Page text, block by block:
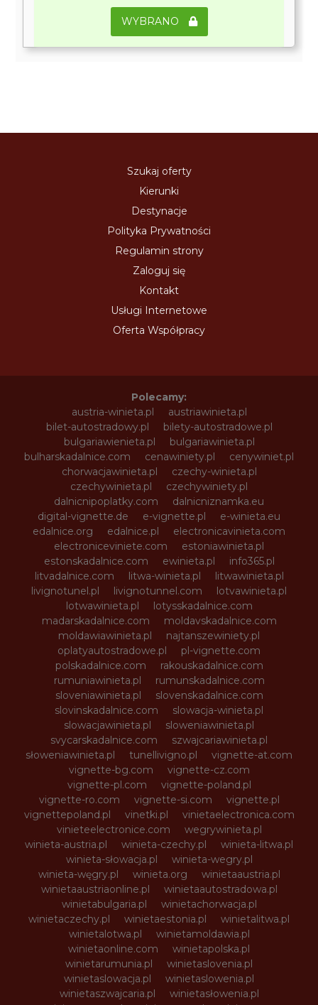
WYBRANO
Szukaj oferty
Kierunki
Destynacje
Polityka Prywatności
Regulamin strony
Zaloguj się
Kontakt
Usługi Internetowe
Oferta Współpracy
Polecamy:
austria-winieta.pl
austriawinieta.pl
bilet-autostradowy.pl
bilety-autostradowe.pl
bulgariawienieta.pl
bulgariawinieta.pl
bulharskadalnice.com
cenawiniety.pl
cenywiniet.pl
chorwacjawinieta.pl
czechy-winieta.pl
czechywinieta.pl
czechywiniety.pl
dalnicnipoplatky.com
dalnicniznamka.eu
digital-vignette.de
e-vignette.pl
e-winieta.eu
edalnice.org
edalnice.pl
electronicavinieta.com
electroniceviniete.com
estoniawinieta.pl
estonskadalnice.com
ewinieta.pl
info365.pl
litvadalnice.com
litwa-winieta.pl
litwawinieta.pl
livignotunel.pl
livignotunnel.com
lotvawinieta.pl
lotwawinieta.pl
lotysskadalnice.com
madarskadalnice.com
moldavskadalnice.com
moldawiawinieta.pl
najtanszewiniety.pl
oplatyautostradowe.pl
pl-vignette.com
polskadalnice.com
rakouskadalnice.com
rumuniawinieta.pl
rumunskadalnice.com
sloveniawinieta.pl
slovenskadalnice.com
slovinskadalnice.com
slowacja-winieta.pl
slowacjawinieta.pl
sloweniawinieta.pl
svycarskadalnice.com
szwajcariawinieta.pl
słoweniawinieta.pl
tunellivigno.pl
vignette-at.com
vignette-bg.com
vignette-cz.com
vignette-pl.com
vignette-poland.pl
vignette-ro.com
vignette-si.com
vignette.pl
vignettepoland.pl
vinetki.pl
vinietaelectronica.com
vinieteelectronice.com
wegrywinieta.pl
winieta-austria.pl
winieta-czechy.pl
winieta-litwa.pl
winieta-słowacja.pl
winieta-wegry.pl
winieta-węgry.pl
winieta.org
winietaaustria.pl
winietaaustriaonline.pl
winietaautostradowa.pl
winietabulgaria.pl
winietachorwacja.pl
winietaczechy.pl
winietaestonia.pl
winietalitwa.pl
winietalotwa.pl
winietamoldawia.pl
winietaonline.com
winietapolska.pl
winietarumunia.pl
winietaslovenia.pl
winietaslowacja.pl
winietaslowenia.pl
winietaszwajcaria.pl
winietasłowenia.pl